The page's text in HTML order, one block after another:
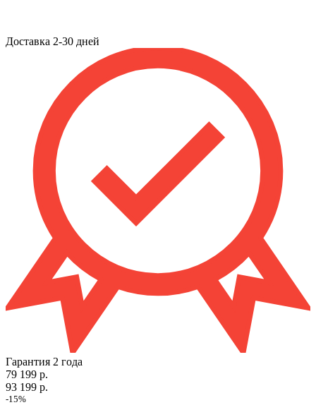
Доставка 2-30 дней
Гарантия 2 года
79 199 р.
93 199 р.
-15%